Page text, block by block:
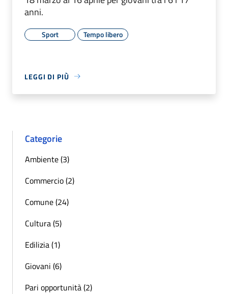
anni.
Sport Tempo libero
LEGGI DI PIÙ
Categorie
Ambiente (3)
Commercio (2)
Comune (24)
Cultura (5)
Edilizia (1)
Giovani (6)
Pari opportunità (2)